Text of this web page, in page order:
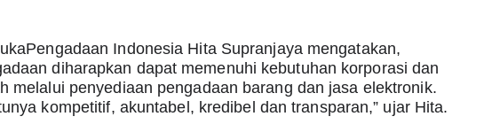
Indonesia Hita Supranjaya mengatakan,
diharapkan dapat memenuhi kebutuhan korporasi dan
melalui penyediaan pengadaan barang dan jasa elektronik.
kompetitif, akuntabel, kredibel dan transparan,” ujar Hita.